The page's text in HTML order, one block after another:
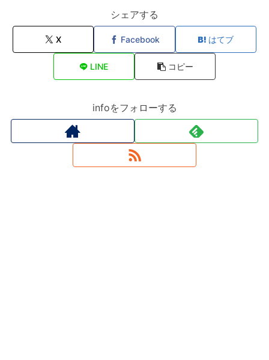
シェアする
X Facebook はてブ
LINE コピー
infoをフォローする